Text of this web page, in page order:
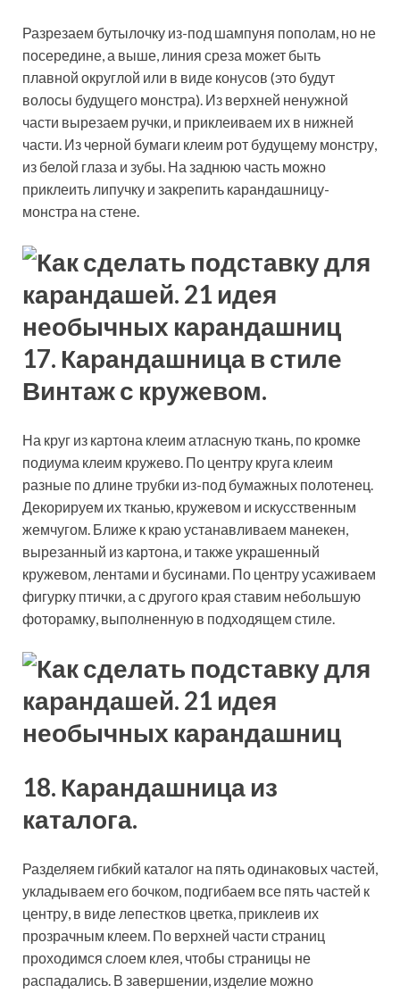
Разрезаем бутылочку из-под шампуня пополам, но не
посередине, а выше, линия среза может быть
плавной округлой или в виде конусов (это будут
волосы будущего монстра). Из верхней ненужной
части вырезаем ручки, и приклеиваем их в нижней
части. Из черной бумаги клеим рот будущему монстру,
из белой глаза и зубы. На заднюю часть можно
приклеить липучку и закрепить карандашницу-
монстра на стене.
17. Карандашница в стиле
Винтаж с кружевом.
На круг из картона клеим атласную ткань, по кромке
подиума клеим кружево. По центру круга клеим
разные по длине трубки из-под бумажных полотенец.
Декорируем их тканью, кружевом и искусственным
жемчугом. Ближе к краю устанавливаем манекен,
вырезанный из картона, и также украшенный
кружевом, лентами и бусинами. По центру усаживаем
фигурку птички, а с другого края ставим небольшую
фоторамку, выполненную в подходящем стиле.
18. Карандашница из
каталога.
Разделяем гибкий каталог на пять одинаковых частей,
укладываем его бочком, подгибаем все пять частей к
центру, в виде лепестков цветка, приклеив их
прозрачным клеем. По верхней части страниц
проходимся слоем клея, чтобы страницы не
распадались. В завершении, изделие можно